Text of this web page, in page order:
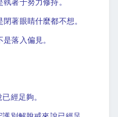
著眼睛什麼都不想。
落入偏見。
經足夠。